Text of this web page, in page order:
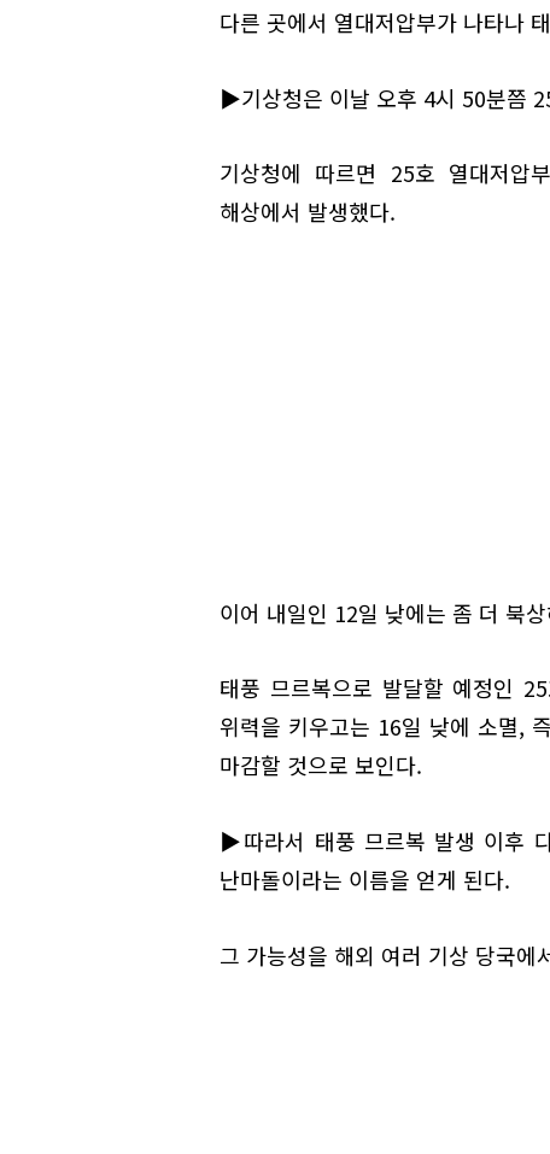
다른 곳에서 열대저압부가 나타나
▶기상청은 이날 오후 4시 50분쯤
기상청에 따르면 25호 열대저
해상에서 발생했다.
이어 내일인 12일 낮에는 좀 더 북
태풍 므르복으로 발달할 예정인
위력을 키우고는 16일 낮에 소멸,
마감할 것으로 보인다.
▶따라서 태풍 므르복 발생 이후
난마돌이라는 이름을 얻게 된다.
그 가능성을 해외 여러 기상 당국에